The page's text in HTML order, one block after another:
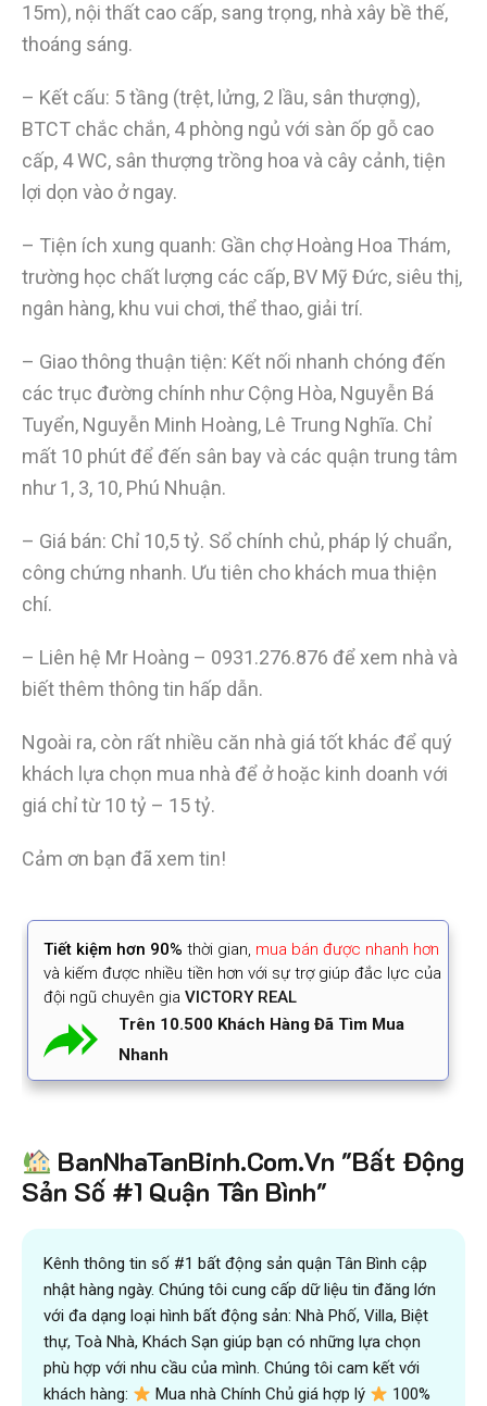
15m), nội thất cao cấp, sang trọng, nhà xây bề thế,
thoáng sáng.
– Kết cấu: 5 tầng (trệt, lửng, 2 lầu, sân thượng),
BTCT chắc chắn, 4 phòng ngủ với sàn ốp gỗ cao
cấp, 4 WC, sân thượng trồng hoa và cây cảnh, tiện
lợi dọn vào ở ngay.
– Tiện ích xung quanh: Gần chợ Hoàng Hoa Thám,
trường học chất lượng các cấp, BV Mỹ Đức, siêu thị,
ngân hàng, khu vui chơi, thể thao, giải trí.
– Giao thông thuận tiện: Kết nối nhanh chóng đến
các trục đường chính như Cộng Hòa, Nguyễn Bá
Tuyển, Nguyễn Minh Hoàng, Lê Trung Nghĩa. Chỉ
mất 10 phút để đến sân bay và các quận trung tâm
như 1, 3, 10, Phú Nhuận.
– Giá bán: Chỉ 10,5 tỷ. Sổ chính chủ, pháp lý chuẩn,
công chứng nhanh. Ưu tiên cho khách mua thiện
chí.
– Liên hệ Mr Hoàng – 0931.276.876 để xem nhà và
biết thêm thông tin hấp dẫn.
Ngoài ra, còn rất nhiều căn nhà giá tốt khác để quý
khách lựa chọn mua nhà để ở hoặc kinh doanh với
giá chỉ từ 10 tỷ – 15 tỷ.
Cảm ơn bạn đã xem tin!
Tiết kiệm hơn 90% thời gian, mua bán được nhanh hơn
và kiếm được nhiều tiền hơn với sự trợ giúp đắc lực của
đội ngũ chuyên gia VICTORY REAL
Trên 10.500 Khách Hàng Đã Tìm Mua
Nhanh
BanNhaTanBinh.Com.Vn "Bất Động
Sản Số #1 Quận Tân Bình"
Kênh thông tin số #1 bất động sản quận Tân Bình cập
nhật hàng ngày. Chúng tôi cung cấp dữ liệu tin đăng lớn
với đa dạng loại hình bất động sản: Nhà Phố, Villa, Biệt
thự, Toà Nhà, Khách Sạn giúp bạn có những lựa chọn
phù hợp với nhu cầu của mình. Chúng tôi cam kết với
khách hàng:
Mua nhà Chính Chủ giá hợp lý
100%